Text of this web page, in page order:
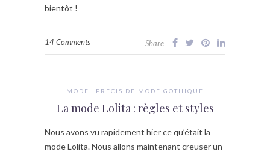
bientôt !
14 Comments Share
MODE PRECIS DE MODE GOTHIQUE
La mode Lolita : règles et styles
Nous avons vu rapidement hier ce qu’était la
mode Lolita. Nous allons maintenant creuser un